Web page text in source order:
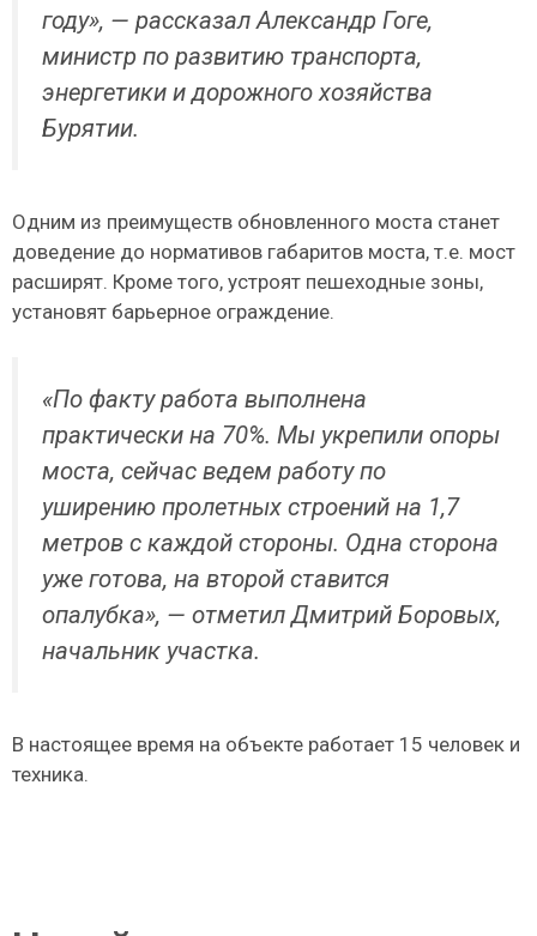
году», — рассказал Александр Гоге,
министр по развитию транспорта,
энергетики и дорожного хозяйства
Бурятии.
Одним из преимуществ обновленного моста станет
доведение до нормативов габаритов моста, т.е. мост
расширят. Кроме того, устроят пешеходные зоны,
установят барьерное ограждение.
«По факту работа выполнена
практически на 70%. Мы укрепили опоры
моста, сейчас ведем работу по
уширению пролетных строений на 1,7
метров с каждой стороны. Одна сторона
уже готова, на второй ставится
опалубка», — отметил Дмитрий Боровых,
начальник участка.
В настоящее время на объекте работает 15 человек и
техника.